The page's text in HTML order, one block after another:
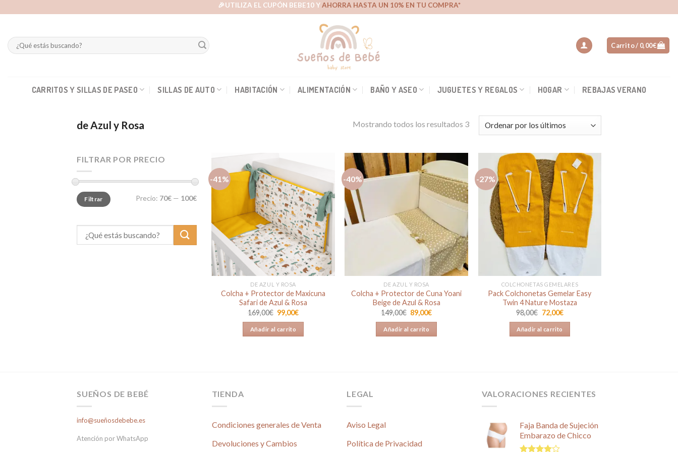
🎉UTILIZA EL CUPÓN BEBE10 YAHORRA HASTA UN 10% EN TU COMPRA*
Buscar
por:
Carrito / 0,00€
CARRITOS Y SILLAS DE PASEO SILLAS DE AUTO HABITACIÓN ALIMENTACIÓN BAÑO Y ASEO JUGUETES Y REGALOS HOGAR REBAJAS VERANO
de Azul y Rosa Mostrando todos los resultados 3
FILTRAR POR PRECIO
Precio
mínimo
Precio
máximo
Filtrar Precio: 70€— 100€
-41%
Añadir
a la
lista de
deseos
DE AZUL Y ROSA
Colcha + Protector de Maxicuna
Safari de Azul & Rosa
169,00€ El
precio
original
era:
99,00€El
Añadir al carrito
-40%
Añadir
a la
DE AZUL Y ROSA
Colcha + Protector de Cuna Yoani
Beige de Azul & Rosa
149,00€ El
precio
original
era:
89,00€El
Añadir al carrito
-27%
Añadir
a la
lista de
deseos
COLCHONETAS GEMELARES
Pack Colchonetas Gemelar Easy
Twin 4 Nature Mostaza
98,00€ El
precio
original
era:
72,00€El
Añadir al carrito
SUEÑOS DE BEBÉ
info@sueñosdebebe.es
Atención por WhatsApp
TIENDA
Condiciones generales de Venta
Devoluciones y Cambios
LEGAL
Aviso Legal
Política de Privacidad
VALORACIONES RECIENTES
Faja Banda de Sujeción
Embarazo de Chicco